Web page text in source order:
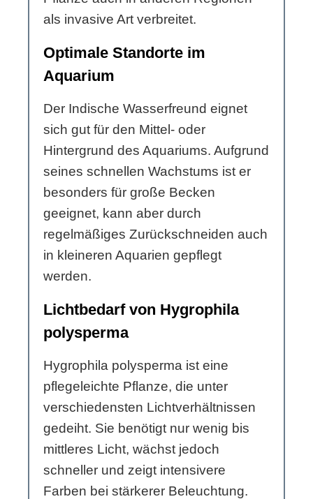
als invasive Art verbreitet.
Optimale Standorte im
Aquarium
Der Indische Wasserfreund eignet
sich gut für den Mittel- oder
Hintergrund des Aquariums. Aufgrund
seines schnellen Wachstums ist er
besonders für große Becken
geeignet, kann aber durch
regelmäßiges Zurückschneiden auch
in kleineren Aquarien gepflegt
werden.
Lichtbedarf von Hygrophila
polysperma
Hygrophila polysperma ist eine
pflegeleichte Pflanze, die unter
verschiedensten Lichtverhältnissen
gedeiht. Sie benötigt nur wenig bis
mittleres Licht, wächst jedoch
schneller und zeigt intensivere
Farben bei stärkerer Beleuchtung.